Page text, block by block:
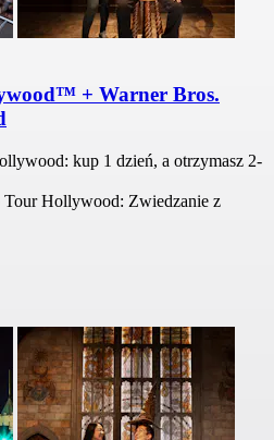
+ Warner Bros.
kup 1 dzień, a otrzymasz 2-
Tour Hollywood: Zwiedzanie z